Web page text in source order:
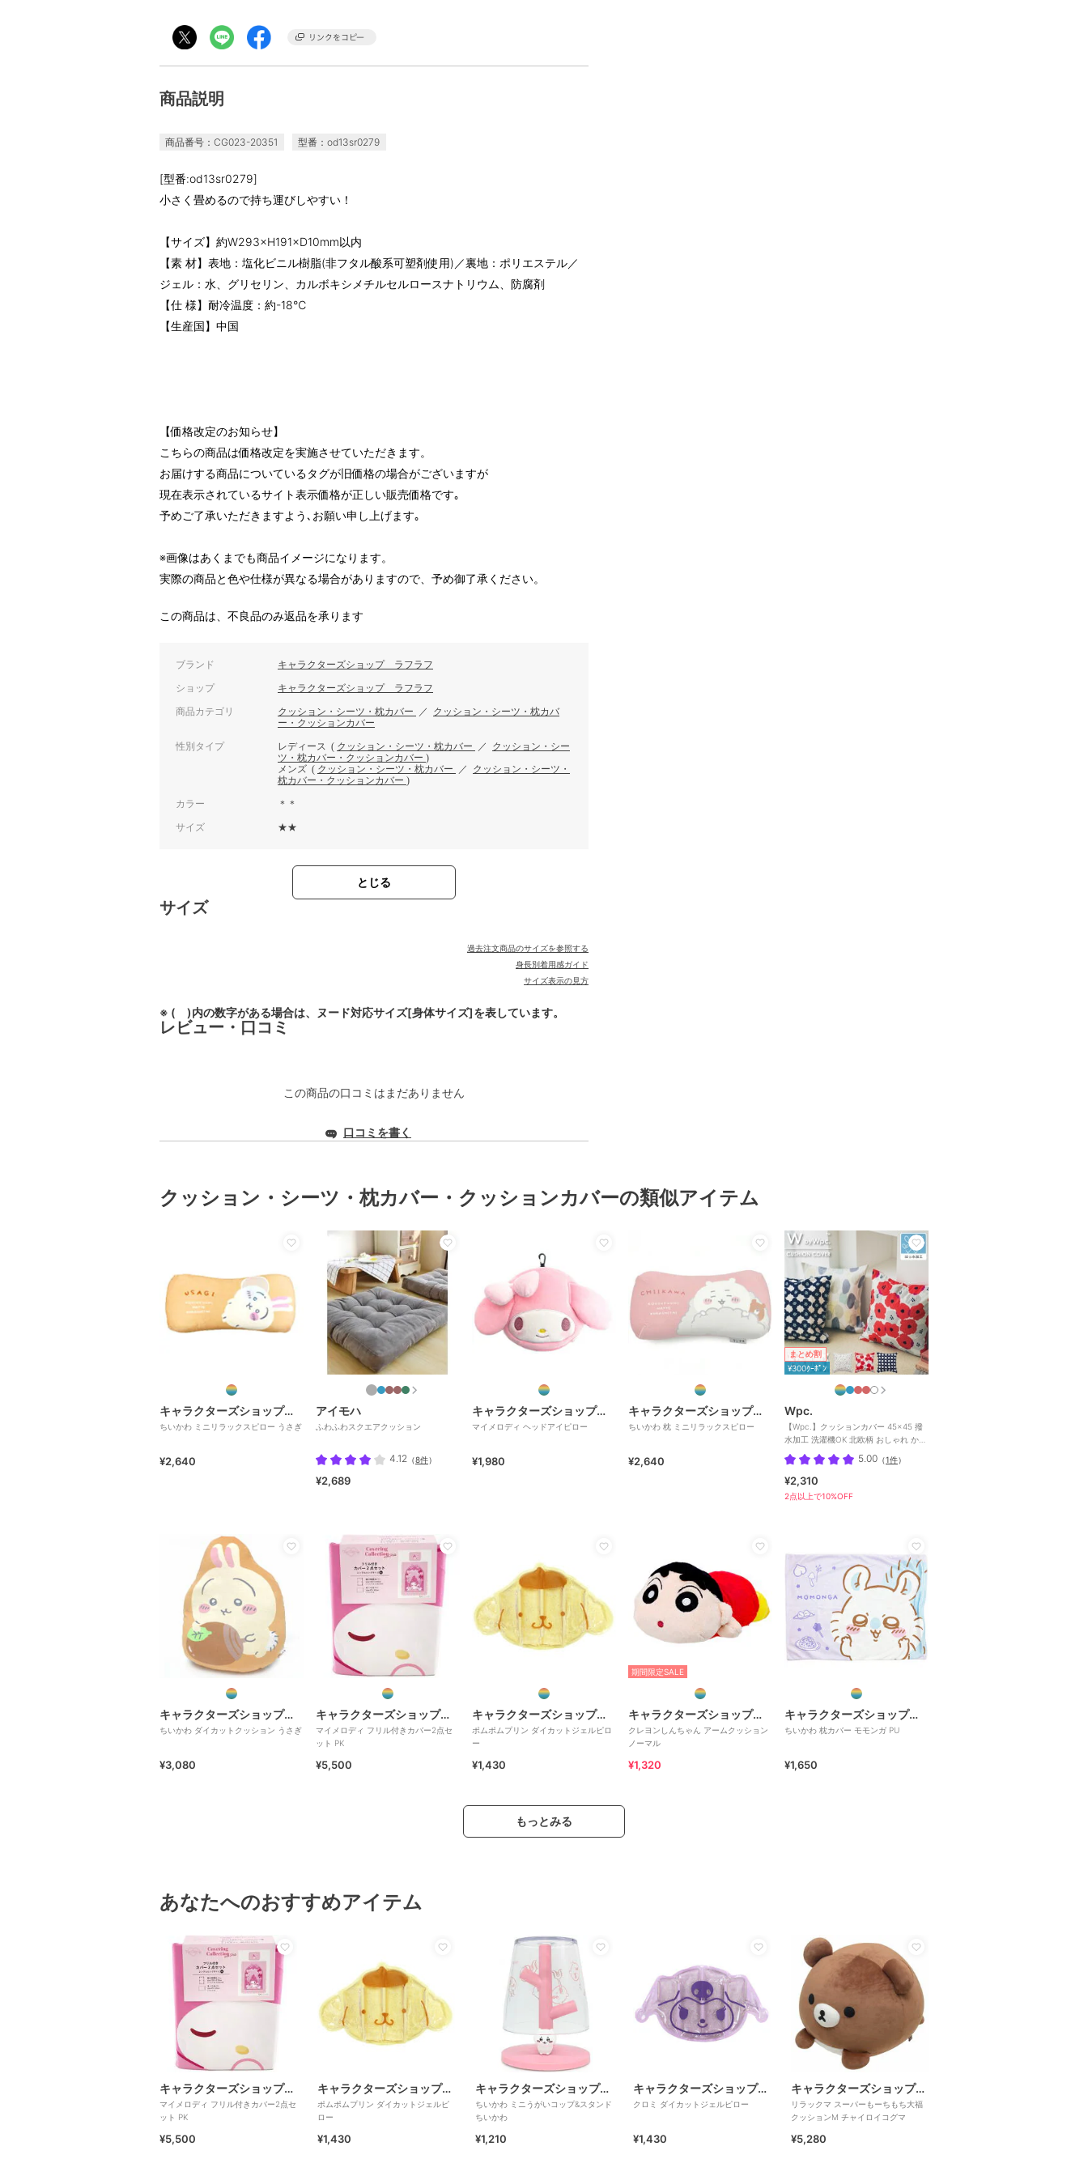
商品説明
商品番号：CG023-20351 型番：od13sr0279
[型番:od13sr0279]
小さく畳めるので持ち運びしやすい！
【サイズ】約W293×H191×D10mm以内
【素 材】表地：塩化ビニル樹脂(非フタル酸系可塑剤使用)／裏地：ポリエステル／
ジェル：水、グリセリン、カルボキシメチルセルロースナトリウム、防腐剤
【仕 様】耐冷温度：約-18℃
【生産国】中国
【価格改定のお知らせ】
こちらの商品は価格改定を実施させていただきます。
お届けする商品についているタグが旧価格の場合がございますが
現在表示されているサイト表示価格が正しい販売価格です｡
予めご了承いただきますよう､お願い申し上げます｡
※画像はあくまでも商品イメージになります。
実際の商品と色や仕様が異なる場合がありますので、予め御了承ください。
この商品は、不良品のみ返品を承ります
ブランド キャラクターズショップ ラフラフ
ショップ キャラクターズショップ ラフラフ
商品カテゴリ クッション・シーツ・枕カバー ／ クッション・シーツ・枕カバ
ー・クッションカバー
性別タイプ レディース ( クッション・シーツ・枕カバー ／ クッション・シー
ツ・枕カバー・クッションカバー )
メンズ ( クッション・シーツ・枕カバー ／ クッション・シーツ・
枕カバー・クッションカバー )
カラー ＊＊
サイズ ★★
とじる
サイズ
過去注文商品のサイズを参照する
身長別着用感ガイド
サイズ表示の見方
※ ( )内の数字がある場合は、ヌード対応サイズ[身体サイズ]を表しています。
レビュー・口コミ
この商品の口コミはまだありません
口コミを書く
クッション・シーツ・枕カバー・クッションカバーの類似アイテム
キャラクターズショップ ラフラフ
ちいかわ ミニリラックスピロー うさぎ
¥2,640
アイモハ
ふわふわスクエアクッション
4.12 （8件）
¥2,689
キャラクターズショップ ラフラフ
マイメロディ ヘッドアイピロー
¥1,980
キャラクターズショップ ラフラフ
ちいかわ 枕 ミニリラックスピロー
¥2,640
まとめ割
¥300ｸｰﾎﾟﾝ
Wpc.
【Wpc.】クッションカバー 45×45 撥
水加工 洗濯機OK 北欧柄 おしゃれ かわ
いい
5.00 （1件）
¥2,310
2点以上で10%OFF
キャラクターズショップ ラフラフ
ちいかわ ダイカットクッション うさぎ
¥3,080
キャラクターズショップ ラフラフ
マイメロディ フリル付きカバー2点セ
ット PK
¥5,500
キャラクターズショップ ラフラフ
ポムポムプリン ダイカットジェルピロ
ー
¥1,430
期間限定SALE
キャラクターズショップ ラフラフ
クレヨンしんちゃん アームクッション
ノーマル
¥1,320
キャラクターズショップ ラフラフ
ちいかわ 枕カバー モモンガ PU
¥1,650
もっとみる
あなたへのおすすめアイテム
キャラクターズショップ ラフラフ
マイメロディ フリル付きカバー2点セ
ット PK
¥5,500
キャラクターズショップ ラフラフ
ポムポムプリン ダイカットジェルピ
ロー
¥1,430
キャラクターズショップ ラフラフ
ちいかわ ミニうがいコップ&スタンド
ちいかわ
¥1,210
キャラクターズショップ ラフラフ
クロミ ダイカットジェルピロー
¥1,430
キャラクターズショップ ラフラフ
リラックマ スーパーもーちもち大福
クッションM チャイロイコグマ
¥5,280